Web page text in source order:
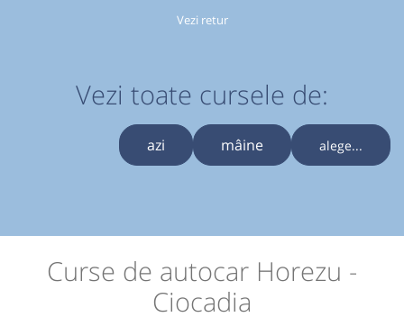
Vezi retur
Vezi toate cursele de:
azi mâine alege...
Curse de autocar Horezu -
Ciocadia